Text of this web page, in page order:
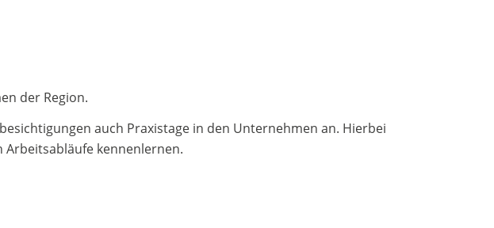
der Region.
auch Praxistage in den Unternehmen an. Hierbei
kennenlernen.